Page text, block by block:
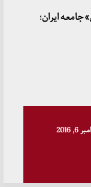
جامعه ایران؛
6, 2016